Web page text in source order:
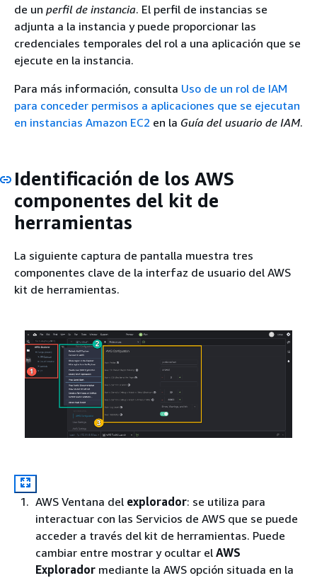
de un perfil de instancia. El perfil de instancias se
adjunta a la instancia y puede proporcionar las
credenciales temporales del rol a una aplicación que se
ejecute en la instancia.
Para más información, consulta Uso de un rol de IAM
para conceder permisos a aplicaciones que se ejecutan
en instancias Amazon EC2 en la Guía del usuario de IAM.
Identificación de los AWS
componentes del kit de
herramientas
La siguiente captura de pantalla muestra tres
componentes clave de la interfaz de usuario del AWS
kit de herramientas.
AWS Ventana del explorador: se utiliza para
interactuar con las Servicios de AWS que se puede
acceder a través del kit de herramientas. Puede
cambiar entre mostrar y ocultar el AWS
Explorador mediante la AWS opción situada en la